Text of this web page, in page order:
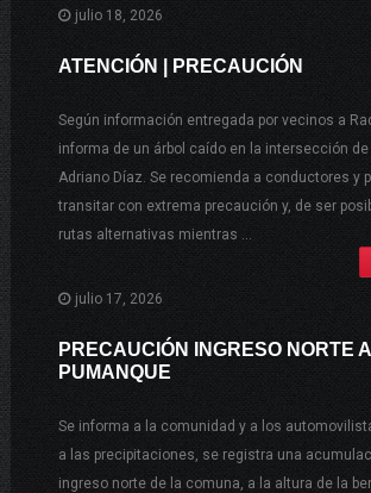
julio 18, 2026
ATENCIÓN | PRECAUCIÓN
Según información entregada por vecinos a
informa de un árbol caído en la intersección de
Adriano Díaz. Se recomienda a conductores y
transitar con extrema precaución y, de ser
rutas alternativas mientras …
julio 17, 2026
PRECAUCIÓN INGRESO NORTE A
PUMANQUE
Se informa a la comunidad y a los
a las precipitaciones, se registra una
ingreso norte de la comuna, a la altura de la